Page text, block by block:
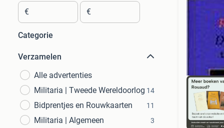
€ €
Categorie
Verzamelen
Alle advertenties
Militaria | Tweede Wereldoorlog 14
Bidprentjes en Rouwkaarten 11
Militaria | Algemeen 3